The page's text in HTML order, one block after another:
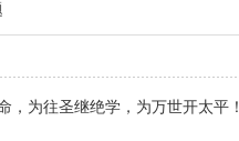
，为往圣继绝学，为万世开太平！